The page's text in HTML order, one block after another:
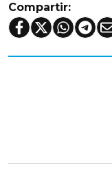
Compartir: